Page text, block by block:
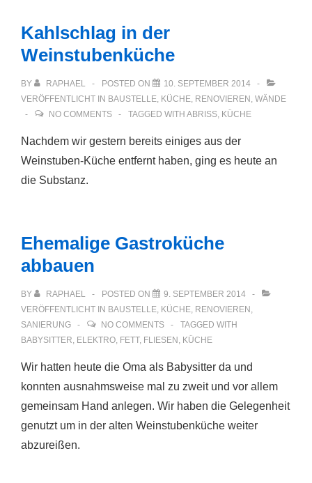
Küche
sind
eine
zuviel
Kahlschlag in der
Weinstubenküche
BY RAPHAEL POSTED ON
10. SEPTEMBER 2014
VERÖFFENTLICHT IN BAUSTELLE, KÜCHE, RENOVIEREN , WÄNDE
NO COMMENTS
TAGGED WITH ABRISS, KÜCHE
Nachdem wir gestern bereits einiges aus der
Weinstuben-Küche entfernt haben, ging es heute an
die Substanz.
Ehemalige Gastroküche
abbauen
BY RAPHAEL POSTED ON
9. SEPTEMBER 2014
VERÖFFENTLICHT IN BAUSTELLE, KÜCHE, RENOVIEREN ,
SANIERUNG
NO COMMENTS
TAGGED WITH
BABYSITTER, ELEKTRO, FETT, FLIESEN , KÜCHE
Wir hatten heute die Oma als Babysitter da und
konnten ausnahmsweise mal zu zweit und vor allem
gemeinsam Hand anlegen. Wir haben die Gelegenheit
genutzt um in der alten Weinstubenküche weiter
abzureißen.